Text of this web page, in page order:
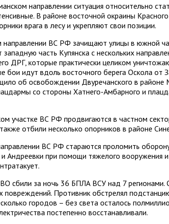
направлении ситуация относительно
В районе восточной окраины
врага в лесу и укрепляют свои позиции.
направлении ВС РФ зачищают улицы в южной
западную часть Купянска с нескольких
ДРГ, которые практически целиком
бои идут вдоль восточного берега Оскола от
об освобождении Двуречанского в
со стороны Хатнего-Амбарного и
участке ВС РФ продвигаются в частном
отбили несколько опорников в районе
ВС РФ стараются проломить
Андреевки при помощи тяжелого вооружения
сбили за ночь 36 БПЛА ВСУ над 7 регионами.
повреждений. Противник обстрелял
городов – без света осталось
постепенно восстанавливали.